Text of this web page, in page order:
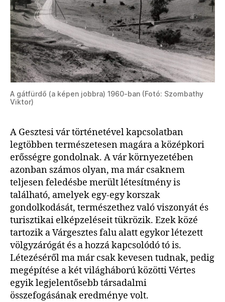
A gátfürdő (a képen jobbra) 1960-ban (Fotó: Szombathy
Viktor)
A Gesztesi vár történetével kapcsolatban
legtöbben természetesen magára a középkori
erősségre gondolnak. A vár környezetében
azonban számos olyan, ma már csaknem
teljesen feledésbe merült létesítmény is
található, amelyek egy-egy korszak
gondolkodását, természethez való viszonyát és
turisztikai elképzeléseit tükrözik. Ezek közé
tartozik a Várgesztes falu alatt egykor létezett
völgyzárógát és a hozzá kapcsolódó tó is.
Létezéséről ma már csak kevesen tudnak, pedig
megépítése a két világháború közötti Vértes
egyik legjelentősebb társadalmi
összefogásának eredménye volt.